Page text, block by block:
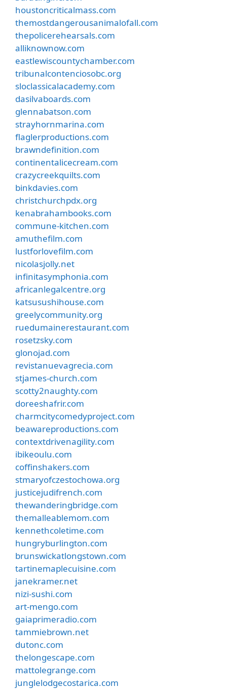
houstoncriticalmass.com
themostdangerousanimalofall.com
thepolicerehearsals.com
alliknownow.com
eastlewiscountychamber.com
tribunalcontenciosobc.org
sloclassicalacademy.com
dasilvaboards.com
glennabatson.com
strayhornmarina.com
flaglerproductions.com
brawndefinition.com
continentalicecream.com
crazycreekquilts.com
binkdavies.com
christchurchpdx.org
kenabrahambooks.com
commune-kitchen.com
amuthefilm.com
lustforlovefilm.com
nicolasjolly.net
infinitasymphonia.com
africanlegalcentre.org
katsusushihouse.com
greelycommunity.org
ruedumainerestaurant.com
rosetzsky.com
glonojad.com
revistanuevagrecia.com
stjames-church.com
scotty2naughty.com
doreeshafrir.com
charmcitycomedyproject.com
beawareproductions.com
contextdrivenagility.com
ibikeoulu.com
coffinshakers.com
stmaryofczestochowa.org
justicejudifrench.com
thewanderingbridge.com
themalleablemom.com
kennethcoletime.com
hungryburlington.com
brunswickatlongstown.com
tartinemaplecuisine.com
janekramer.net
nizi-sushi.com
art-mengo.com
gaiaprimeradio.com
tammiebrown.net
dutonc.com
thelongescape.com
mattolegrange.com
junglelodgecostarica.com